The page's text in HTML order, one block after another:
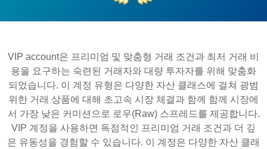
VIP account은 프리미엄 및 맞춤형 거래 조건과 최저 거래 비
용을 요구하는 숙련된 거래자와 대량 투자자를 위해 맞춤화
되었습니다. 이 계정 유형은 다양한 자산 클래스에 걸쳐 광범
위한 거래 상품에 대해 초고속 시장 체결과 함께 함께 시장에
서 가장 낮은 커미션으로 로우(Raw) 스프레드를 제공합니다.
VIP 계정을 사용하면 독점적인 프리미엄 거래 조건과 더 깊
은 유동성을 경험할 수 있습니다. 이 계정은 다양한 자산 클래